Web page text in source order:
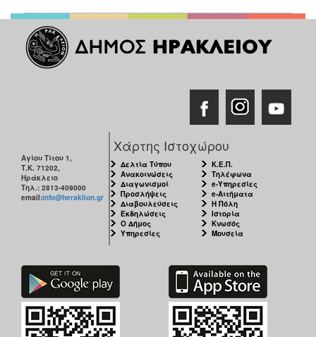
ΠΟΛΗ
Αγίου Τίτου 1,
Τ.Κ. 71202,
Ηράκλειο
Τηλ.: 2813-409000
email:info@heraklion.gr
Χάρτης Ιστοχώρου
Δελτία Τύπου
Ανακοινώσεις
Διαγωνισμοί
Προσλήψεις
Διαβουλεύσεις
Εκδηλώσεις
Ο Δήμος
Υπηρεσίες
Κ.Ε.Π.
Τηλέφωνα
e-Υπηρεσίες
e-Αιτήματα
Η Πόλη
Ιστορία
Κνωσός
Μουσεία